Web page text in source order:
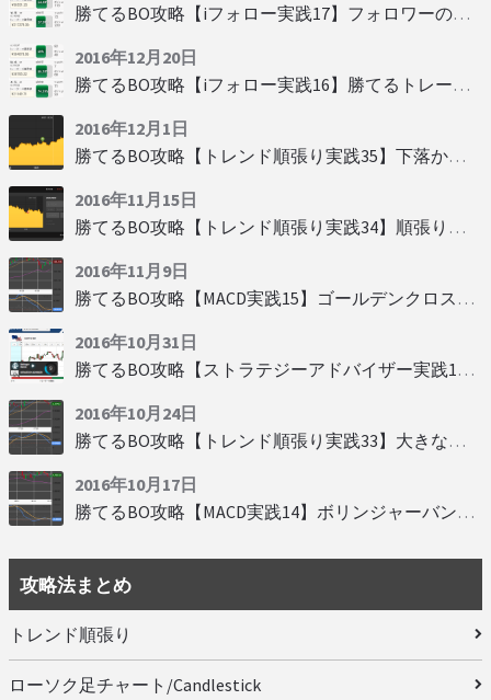
勝てるBO攻略【iフォロー実践17】フォロワーの少ない人をフォローする
2016年12月20日
勝てるBO攻略【iフォロー実践16】勝てるトレーダーを見抜く
2016年12月1日
勝てるBO攻略【トレンド順張り実践35】下落からの反発を見極める
2016年11月15日
勝てるBO攻略【トレンド順張り実践34】順張りに適した変動
2016年11月9日
勝てるBO攻略【MACD実践15】ゴールデンクロスで勝つ
2016年10月31日
勝てるBO攻略【ストラテジーアドバイザー実践19】慌てず自動分析
2016年10月24日
勝てるBO攻略【トレンド順張り実践33】大きな変動にすべり込み
2016年10月17日
勝てるBO攻略【MACD実践14】ボリンジャーバンドとともに相場を読む
攻略法まとめ
トレンド順張り
ローソク足チャート/Candlestick